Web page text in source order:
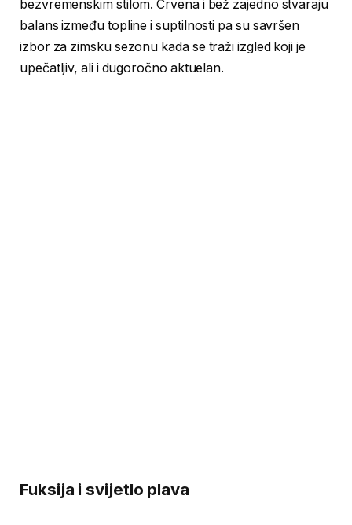
bezvremenskim stilom. Crvena i bež zajedno stvaraju
balans između topline i suptilnosti pa su savršen
izbor za zimsku sezonu kada se traži izgled koji je
upečatljiv, ali i dugoročno aktuelan.
Fuksija i svijetlo plava